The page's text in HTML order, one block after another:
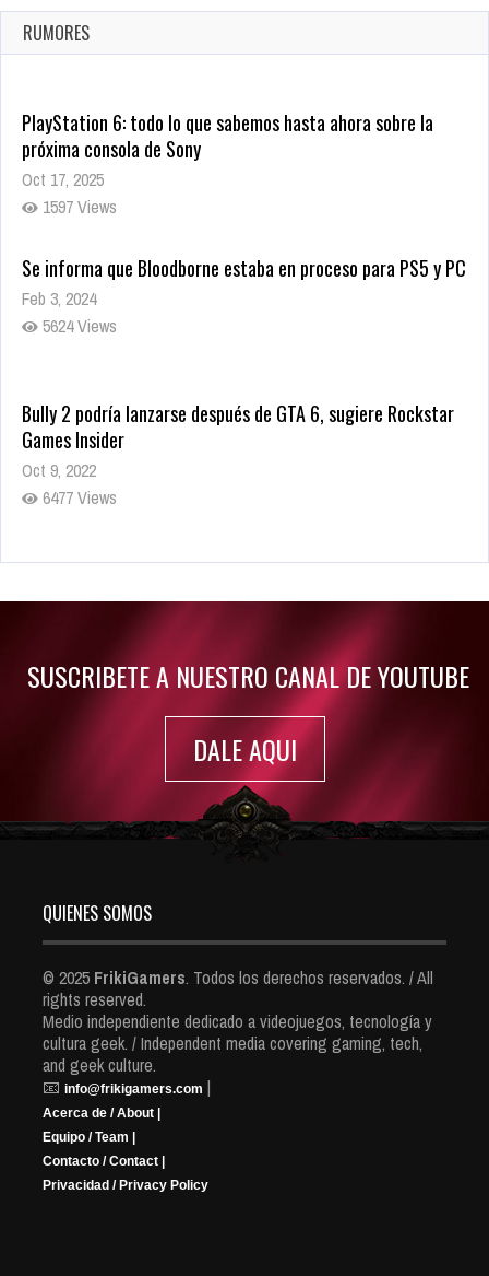
Ago 8, 2021
9995 Views
RUMORES
PlayStation 6: todo lo que sabemos hasta ahora sobre la
próxima consola de Sony
Oct 17, 2025
1597 Views
Se informa que Bloodborne estaba en proceso para PS5 y PC
Feb 3, 2024
5624 Views
Bully 2 podría lanzarse después de GTA 6, sugiere Rockstar
Games Insider
Oct 9, 2022
6477 Views
Rumor: Se filtran los primeros detalles de Resident Evil 9
SUSCRIBETE A NUESTRO CANAL DE YOUTUBE
DALE AQUI
QUIENES SOMOS
© 2025 FrikiGamers. Todos los derechos reservados. / All
rights reserved.
Medio independiente dedicado a videojuegos, tecnología y
cultura geek. / Independent media covering gaming, tech,
and geek culture.
📧 info@frikigamers.com |
Acerca de / About |
Equipo / Team |
Contacto / Contact |
Privacidad / Privacy Policy